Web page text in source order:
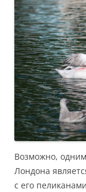
Возможно,
Лондона
с его